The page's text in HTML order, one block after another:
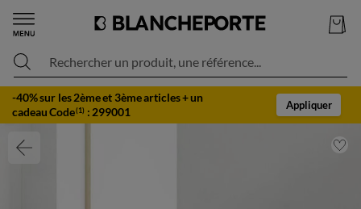
Rechercher un produit, une référence...
-40% sur les 2ème et 3ème articles + un
cadeau Code(1) : 299001
Appliquer